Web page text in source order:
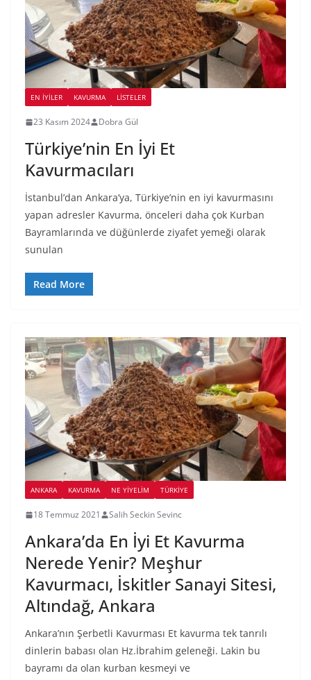
EN İYILER KAVURMA LİSTELER
23 Kasım 2024 Dobra Gül
Türkiye’nin En İyi Et
Kavurmacıları
İstanbul’dan Ankara’ya, Türkiye’nin en iyi kavurmasını
yapan adresler Kavurma, önceleri daha çok Kurban
Bayramlarında ve düğünlerde ziyafet yemeği olarak
sunulan
Read More
ANKARA KAVURMA NE YİYELİM TÜRKIYE
18 Temmuz 2021 Salih Seckin Sevinc
Ankara’da En İyi Et Kavurma
Nerede Yenir? Meşhur
Kavurmacı, İskitler Sanayi Sitesi,
Altındağ, Ankara
Ankara’nın Şerbetli Kavurması Et kavurma tek tanrılı
dinlerin babası olan Hz.İbrahim geleneği. Lakin bu
bayramı da olan kurban kesmeyi ve